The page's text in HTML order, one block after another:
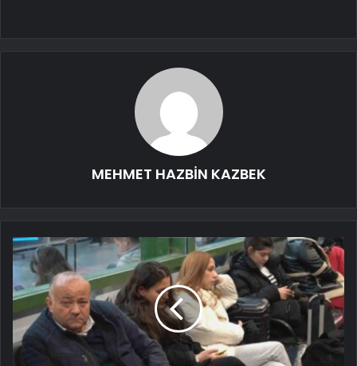
MEHMET HAZBİN KAZBEK